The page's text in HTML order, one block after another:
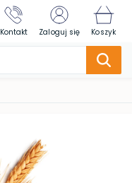
Kontakt Zaloguj się Koszyk